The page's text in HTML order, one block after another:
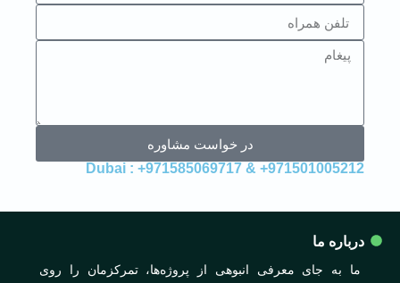
در خواست مشاوره
971501005212+ & 971585069717+ : Dubai
درباره ما
ما به جای معرفی انبوهی از پروژه‌ها، تمرکزمان را روی